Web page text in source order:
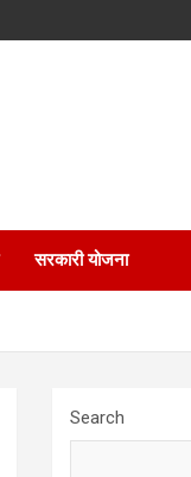
सरकारी योजना
Search